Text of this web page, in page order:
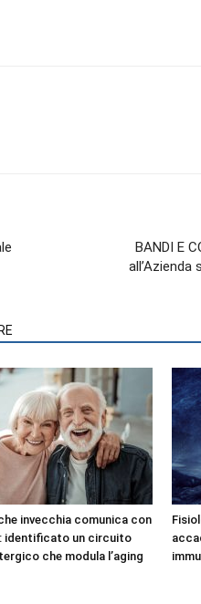
BANDI E
all’Azienda
invecchia comunica con
identificato un circuito
che modula l’aging